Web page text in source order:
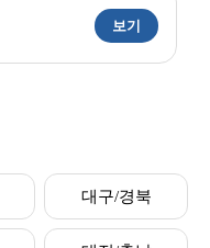
보기
대구/경북